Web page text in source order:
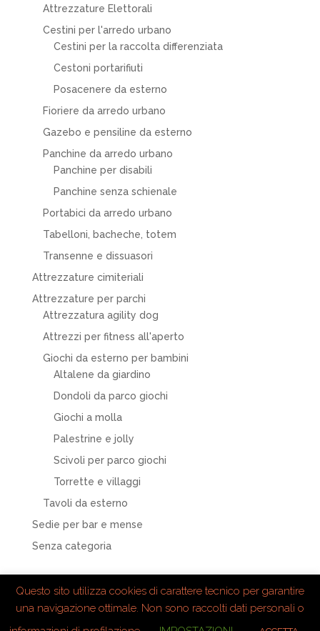
Attrezzature Elettorali
Cestini per l'arredo urbano
Cestini per la raccolta differenziata
Cestoni portarifiuti
Posacenere da esterno
Fioriere da arredo urbano
Gazebo e pensiline da esterno
Panchine da arredo urbano
Panchine per disabili
Panchine senza schienale
Portabici da arredo urbano
Tabelloni, bacheche, totem
Transenne e dissuasori
Attrezzature cimiteriali
Attrezzature per parchi
Attrezzatura agility dog
Attrezzi per fitness all'aperto
Giochi da esterno per bambini
Altalene da giardino
Dondoli da parco giochi
Giochi a molla
Palestrine e jolly
Scivoli per parco giochi
Torrette e villaggi
Tavoli da esterno
Sedie per bar e mense
Senza categoria
Questo sito utilizza cookies di carattere tecnico per garantire
una navigazione ottimale. Non sono raccolti dati personali o